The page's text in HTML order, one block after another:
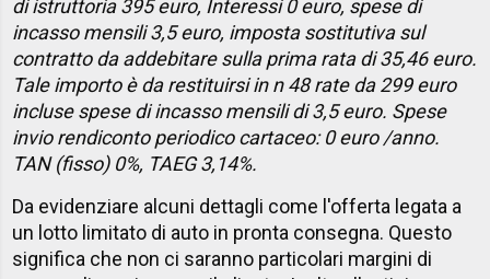
di istruttoria 395 euro, Interessi 0 euro, spese di
incasso mensili 3,5 euro, imposta sostitutiva sul
contratto da addebitare sulla prima rata di 35,46 euro.
Tale importo è da restituirsi in n 48 rate da 299 euro
incluse spese di incasso mensili di 3,5 euro. Spese
invio rendiconto periodico cartaceo: 0 euro /anno.
TAN (fisso) 0%, TAEG 3,14%.
Da evidenziare alcuni dettagli come l'offerta legata a
un lotto limitato di auto in pronta consegna. Questo
significa che non ci saranno particolari margini di